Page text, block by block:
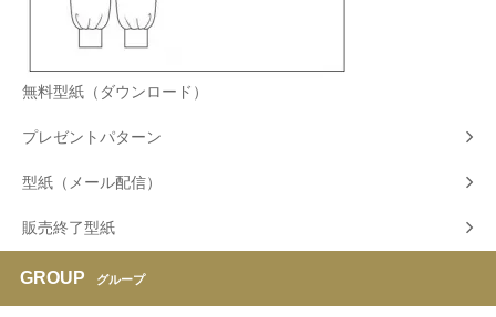
無料型紙（ダウンロード）
プレゼントパターン
型紙（メール配信）
販売終了型紙
GROUP グループ